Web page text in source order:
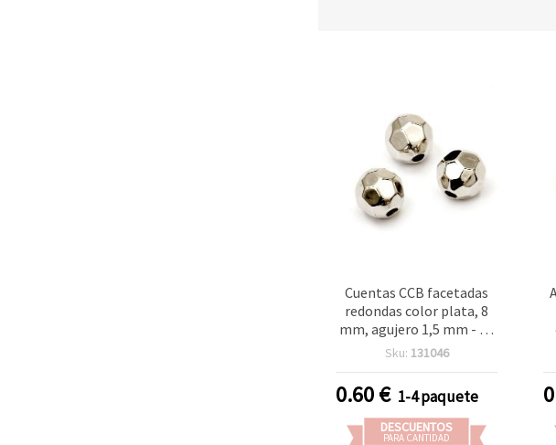
Cuentas CCB facetadas
redondas color plata, 8
mm, agujero 1,5 mm - 50
piezas
Sku: 131046
0.60€ 1-4 paquete
DESCUENTOS
PARA CANTIDAD